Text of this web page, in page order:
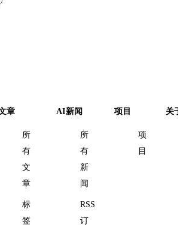
章
所
有
文
章
标
签
AI新闻
所
有
新
闻
RSS
订
项目
项
目
关于